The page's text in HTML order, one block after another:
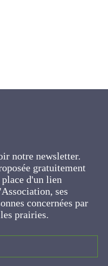
la mise en place
entre l'Association,
personnes
fourragères et les